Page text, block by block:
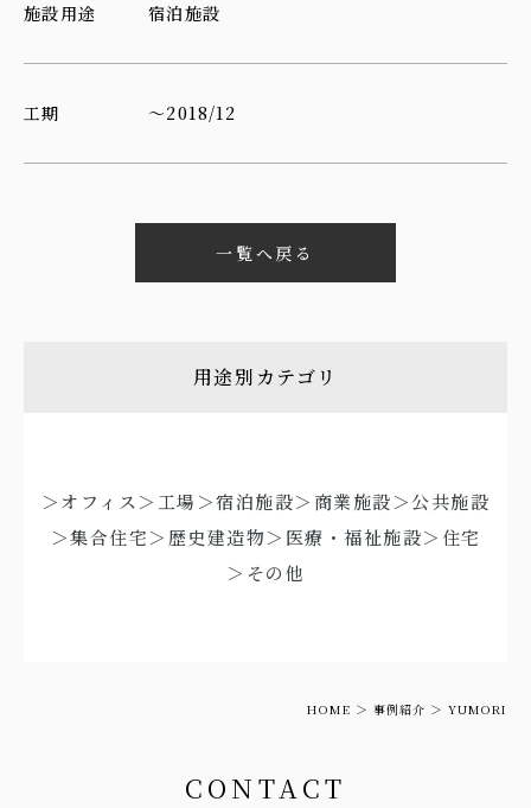
施設用途 宿泊施設
工期 ～2018/12
一覧へ戻る
用途別カテゴリ
＞オフィス ＞工場 ＞宿泊施設＞商業施設＞公共施設
＞集合住宅＞歴史建造物＞医療・福祉施設＞住宅
＞その他
HOME 事例紹介 YUMORI
CONTACT